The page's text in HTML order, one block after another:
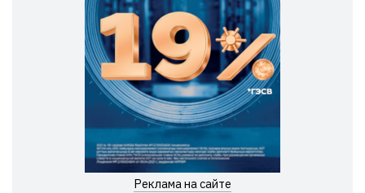
Реклама на сайте